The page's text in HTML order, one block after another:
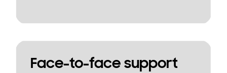
Face-to-face support